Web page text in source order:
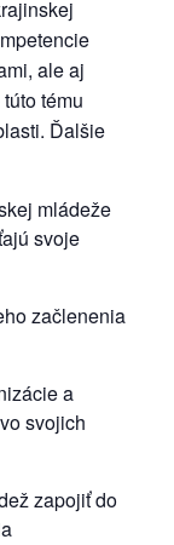
ale aj
tému
Ďalšie
mládeže
svoje
začlenenia
a
svojich
zapojiť do